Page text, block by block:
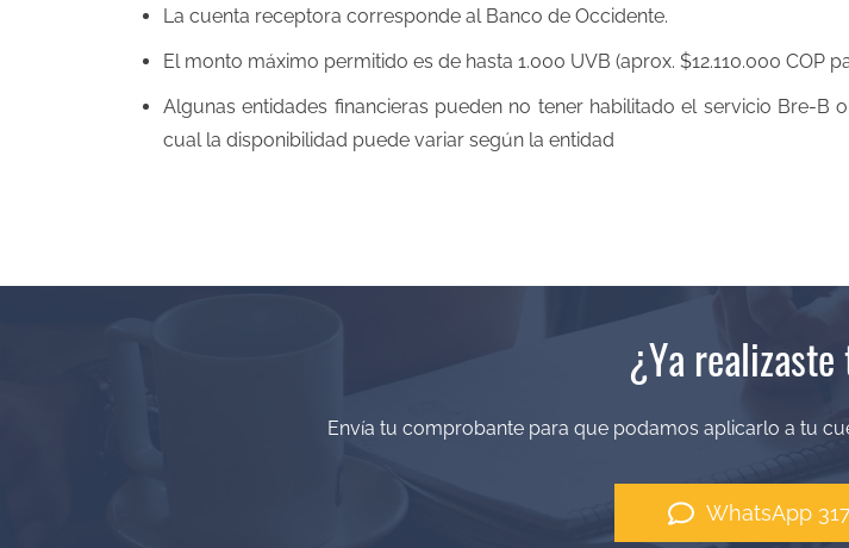
La cuenta receptora corresponde al Banco de Occidente.
El monto máximo permitido es de hasta 1.000 UVB (aprox. $12.110.000 COP
Algunas entidades financieras pueden no tener habilitado el servicio Bre-
cual la disponibilidad puede variar según la entidad
¿Ya
Envía tu comprobante para que podamos aplicarlo a tu
WhatsApp